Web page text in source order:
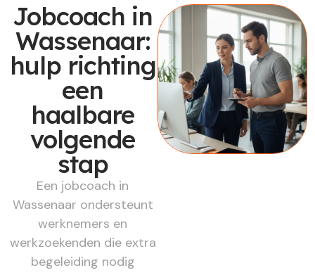
Jobcoach in
Wassenaar:
hulp richting
een
haalbare
volgende
stap
Een jobcoach in
Wassenaar ondersteunt
werknemers en
werkzoekenden die extra
begeleiding nodig